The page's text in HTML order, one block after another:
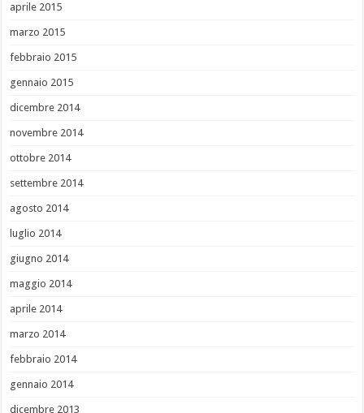
aprile 2015
marzo 2015
febbraio 2015
gennaio 2015
dicembre 2014
novembre 2014
ottobre 2014
settembre 2014
agosto 2014
luglio 2014
giugno 2014
maggio 2014
aprile 2014
marzo 2014
febbraio 2014
gennaio 2014
dicembre 2013